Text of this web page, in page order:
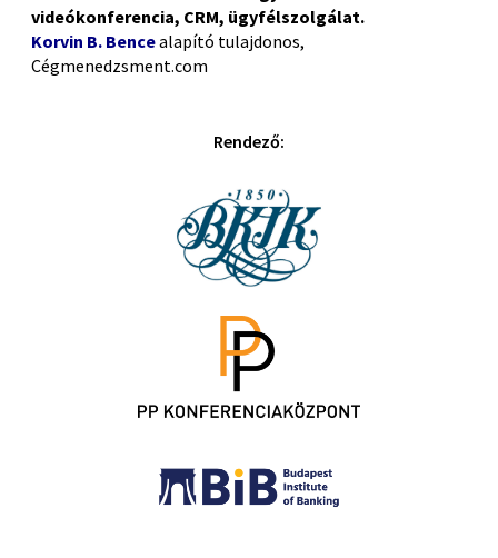
videókonferencia, CRM, ügyfélszolgálat.
Korvin B. Bencealapító tulajdonos,
Cégmenedzsment.com
Rendező: